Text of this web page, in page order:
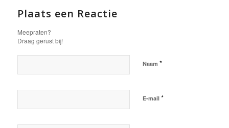
Plaats een Reactie
Meepraten?
Draag gerust bij!
Naam *
E-mail *